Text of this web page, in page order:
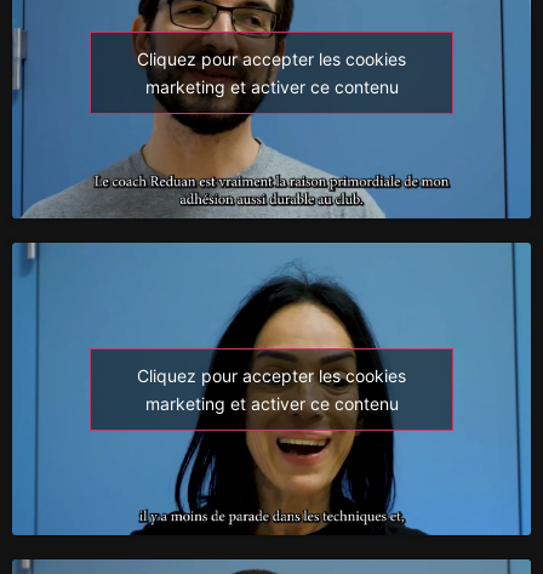
Cliquez pour accepter les cookies
marketing et activer ce contenu
Cliquez pour accepter les cookies
marketing et activer ce contenu